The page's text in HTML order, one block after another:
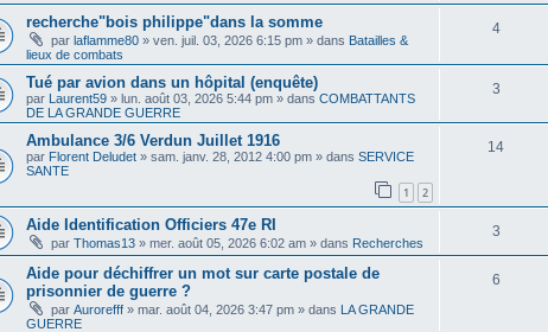
recherche"bois philippe"dans la somme
par laflamme80 » ven. juil. 03, 2026 6:15 pm » dans Batailles &
lieux de combats
4
Tué par avion dans un hôpital (enquête)
par Laurent59 » lun. août 03, 2026 5:44 pm » dans COMBATTANTS
DE LA GRANDE GUERRE
3
Ambulance 3/6 Verdun Juillet 1916
par Florent Deludet » sam. janv. 28, 2012 4:00 pm » dans SERVICE
SANTE
1 2
14
Aide Identification Officiers 47e RI
par Thomas13 » mer. août 05, 2026 6:02 am » dans Recherches
3
Aide pour déchiffrer un mot sur carte postale de
prisonnier de guerre ?
par Aurorefff » mar. août 04, 2026 3:47 pm » dans LA GRANDE
GUERRE
6